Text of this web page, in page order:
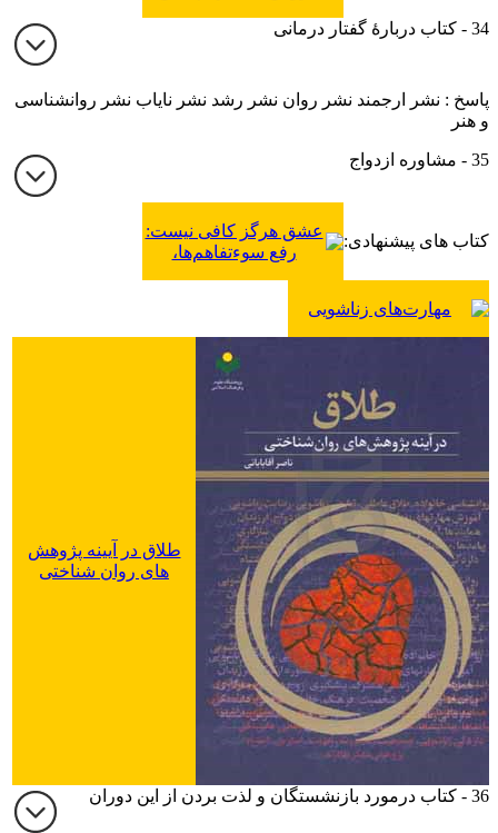
تمرکز و خلاقیت
34 - کتاب دربارۀ گفتار درمانی
پاسخ : نشر ارجمند نشر روان نشر رشد نشر نایاب نشر روانشناسی
و هنر
35 - مشاوره ازدواج
کتاب های پیشنهادی:
عشق هرگز کافی نیست:
رفع سوءتفاهم‌ها،
مهارت‌های زناشویی
طلاق در آیینه پژوهش
های روان شناختی
36 - کتاب درمورد بازنشستگان و لذت بردن از این دوران